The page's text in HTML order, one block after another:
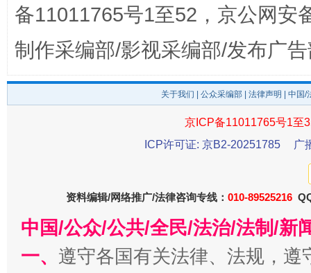
备11011765号1至52，京公网安
制作采编部/影视采编部/发布广
关于我们 公众采编部 法律声明 | 中国
京ICP备11011765号1至
ICP许可证: 京B2-20251785
广
资料编辑/网络推广/法律咨询专线： 010-89525216
中国/公众/公共/全民/法治/法制/新
一、 遵守各国有关法律、法规，